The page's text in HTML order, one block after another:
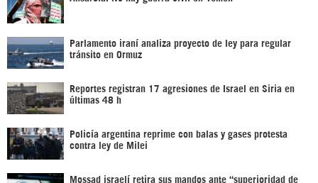
Parlamento iraní analiza proyecto de ley para regular
tránsito en Ormuz
Reportes registran 17 agresiones de Israel en Siria en
últimas 48 h
Policía argentina reprime con balas y gases protesta
contra ley de Milei
Mossad israelí retira sus mandos ante “superioridad de